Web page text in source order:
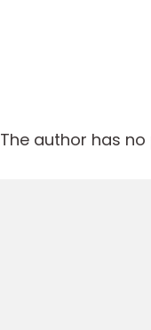
The author has